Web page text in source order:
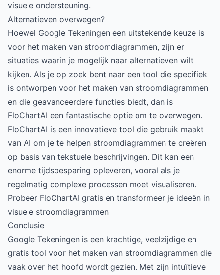
visuele ondersteuning.
Alternatieven overwegen?
Hoewel Google Tekeningen een uitstekende keuze is
voor het maken van stroomdiagrammen, zijn er
situaties waarin je mogelijk naar alternatieven wilt
kijken. Als je op zoek bent naar een tool die specifiek
is ontworpen voor het maken van stroomdiagrammen
en die geavanceerdere functies biedt, dan is
FloChartAI een fantastische optie om te overwegen.
FloChartAI is een innovatieve tool die gebruik maakt
van AI om je te helpen stroomdiagrammen te creëren
op basis van tekstuele beschrijvingen. Dit kan een
enorme tijdsbesparing opleveren, vooral als je
regelmatig complexe processen moet visualiseren.
Probeer FloChartAI gratis en transformeer je ideeën in
visuele stroomdiagrammen
Conclusie
Google Tekeningen is een krachtige, veelzijdige en
gratis tool voor het maken van stroomdiagrammen die
vaak over het hoofd wordt gezien. Met zijn intuïtieve